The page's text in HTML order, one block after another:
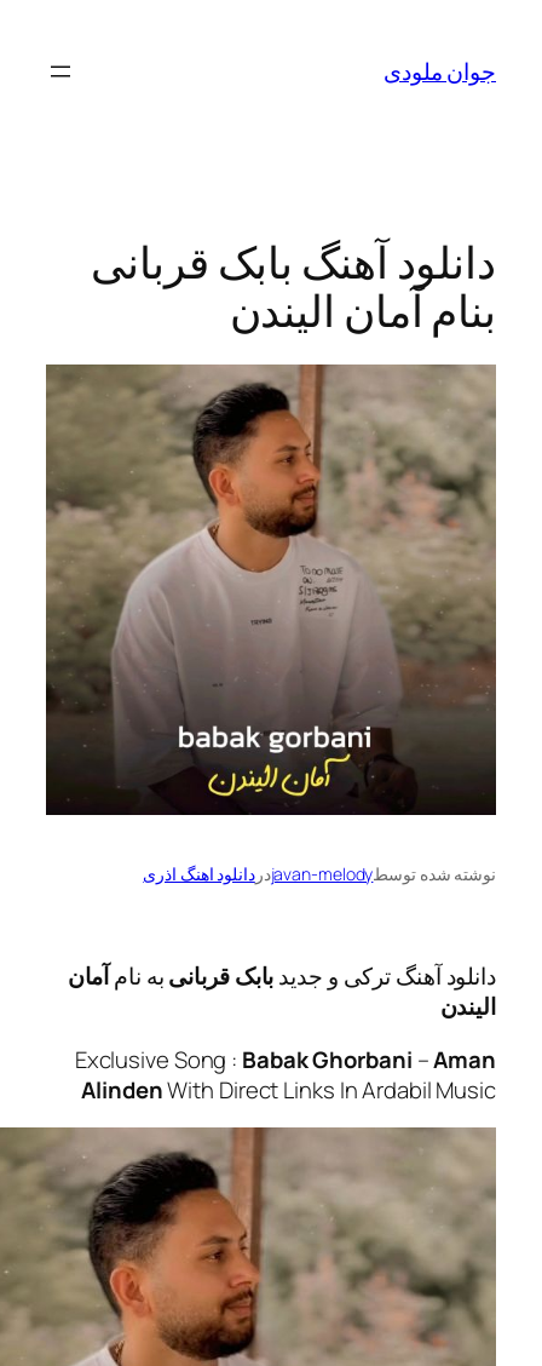
آهنگ بابک قربانی
آمان الیندن
توسطjavan-melodyدردانلود اهنگ اذری
ترکی و جدیدبابک قربانیبه نامآمان
Exclusive Song :Babak Ghorbani
AlindenWith Direct Links In